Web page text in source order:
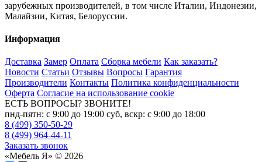
зарубежных производителей, в том числе Италии, Индонезии,
Малайзии, Китая, Белоруссии.
Информация
Доставка Замер Оплата Сборка мебели Как заказать?
Новости Статьи Отзывы Вопросы Гарантия
Производители Контакты Политика конфиденциальности
Оферта Согласие на использование cookie
ЕСТЬ ВОПРОСЫ? ЗВОНИТЕ!
пнд-пятн: с 9:00 до 19:00 суб, вскр: с 9:00 до 18:00
8 (499) 350-50-29
8 (499) 964-44-11
Заказать звонок
«Мебель Я» © 2026